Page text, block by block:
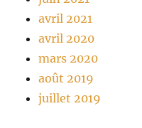
avril 2021
avril 2020
mars 2020
août 2019
juillet 2019